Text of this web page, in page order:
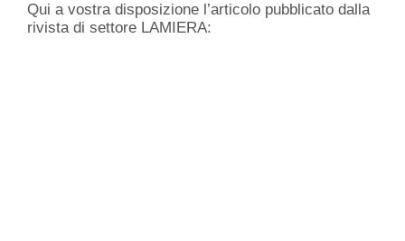
Qui a vostra disposizione l’articolo pubblicato dalla
rivista di settore LAMIERA: